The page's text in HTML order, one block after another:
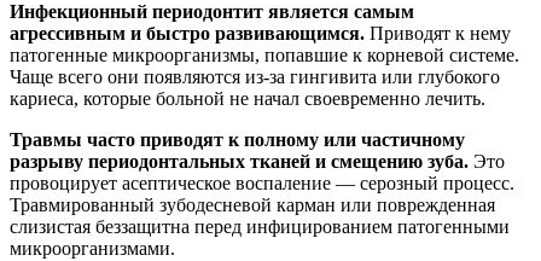
Инфекционный периодонтит является самым
агрессивным и быстро развивающимся. Приводят к нему
патогенные микроорганизмы, попавшие к корневой системе.
Чаще всего они появляются из-за гингивита или глубокого
кариеса, которые больной не начал своевременно лечить.
Травмы часто приводят к полному или частичному
разрыву периодонтальных тканей и смещению зуба. Это
провоцирует асептическое воспаление — серозный процесс.
Травмированный зубодесневой карман или поврежденная
слизистая беззащитна перед инфицированием патогенными
микроорганизмами.